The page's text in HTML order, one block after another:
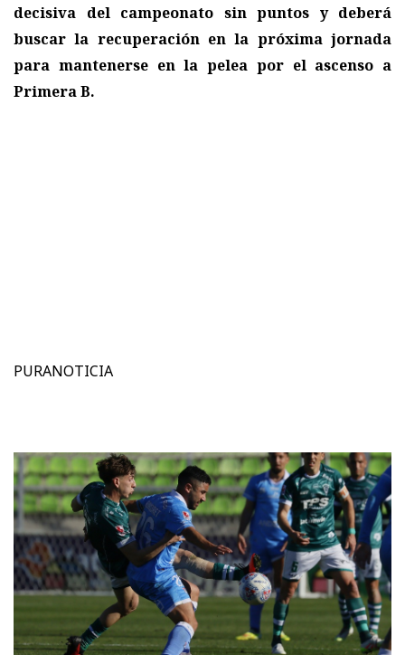
decisiva del campeonato sin puntos y deberá
buscar la recuperación en la próxima jornada
para mantenerse en la pelea por el ascenso a
Primera B.
PURANOTICIA